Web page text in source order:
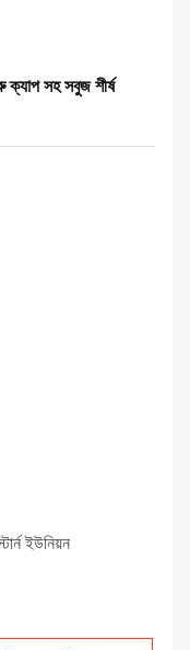
ক্যাপ সহ সবুজ শীর্ষ
ইউনিয়ন